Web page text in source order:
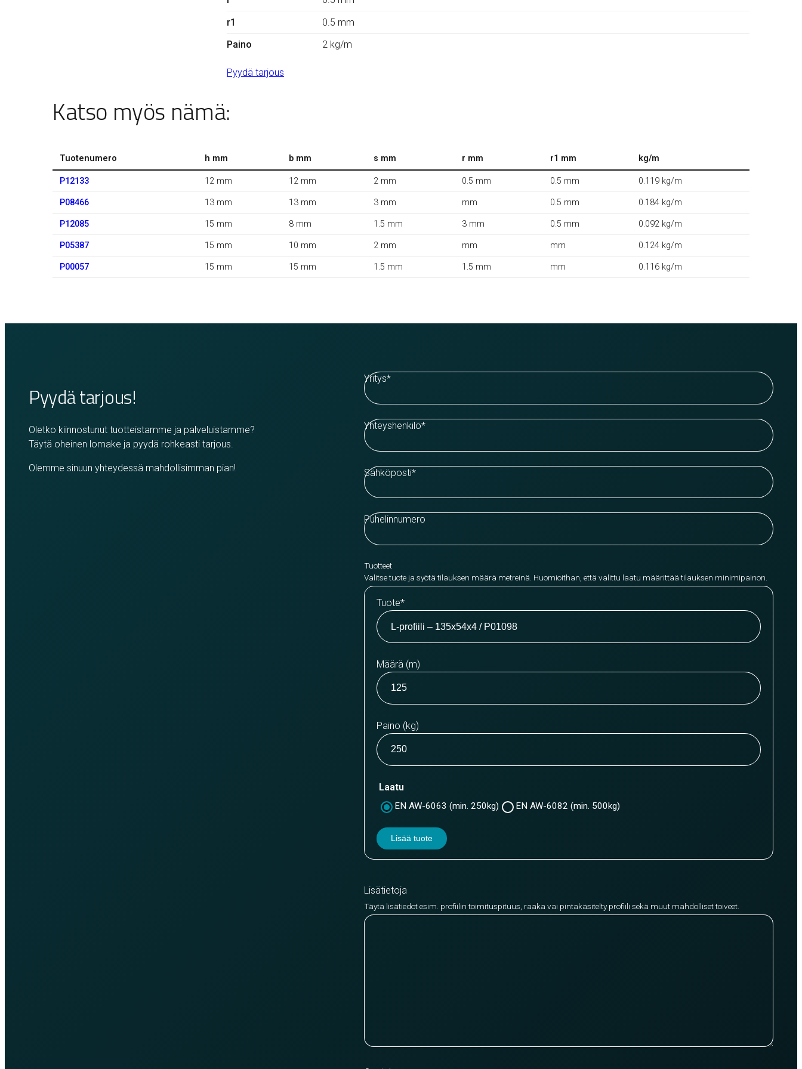
r1
0.5 mm
Paino
2 kg/m
Pyydä tarjous
Katso myös nämä:
Tuotenumero h mm b mm s mm r mm r1 mm kg/m
P12133 12 mm 12 mm 2 mm 0.5 mm 0.5 mm 0.119 kg/m
P08466 13 mm 13 mm 3 mm mm 0.5 mm 0.184 kg/m
P12085 15 mm 8 mm 1.5 mm 3 mm 0.5 mm 0.092 kg/m
P05387 15 mm 10 mm 2 mm mm mm 0.124 kg/m
P00057 15 mm 15 mm 1.5 mm 1.5 mm mm 0.116 kg/m
Pyydä tarjous!
Oletko kiinnostunut tuotteistamme ja palveluistamme?
Täytä oheinen lomake ja pyydä rohkeasti tarjous.
Olemme sinuun yhteydessä mahdollisimman pian!
Yritys*
Yhteyshenkilö*
Sähköposti*
Puhelinnumero
Tuotteet
Valitse tuote ja syötä tilauksen määrä metreinä. Huomioithan, että valittu laatu määrittää tilauksen minimipainon.
Tuote*
Määrä (m)
Paino (kg)
Laatu
EN AW-6063 (min. 250kg) EN AW-6082 (min. 500kg)
Lisää tuote
Lisätietoja
Täytä lisätiedot esim. profiilin toimituspituus, raaka vai pintakäsitelty profiili sekä muut mahdolliset toiveet.